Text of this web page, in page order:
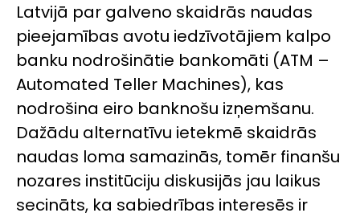
Latvijā par galveno skaidrās naudas
pieejamības avotu iedzīvotājiem kalpo
banku nodrošinātie bankomāti (ATM –
Automated Teller Machines), kas
nodrošina eiro banknošu izņemšanu.
Dažādu alternatīvu ietekmē skaidrās
naudas loma samazinās, tomēr finanšu
nozares institūciju diskusijās jau laikus
secināts, ka sabiedrības interesēs ir